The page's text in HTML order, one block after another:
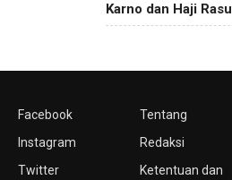
Karno dan Haji Rasul
Facebook
Instagram
Twitter
Tentang
Redaksi
Ketentuan dan